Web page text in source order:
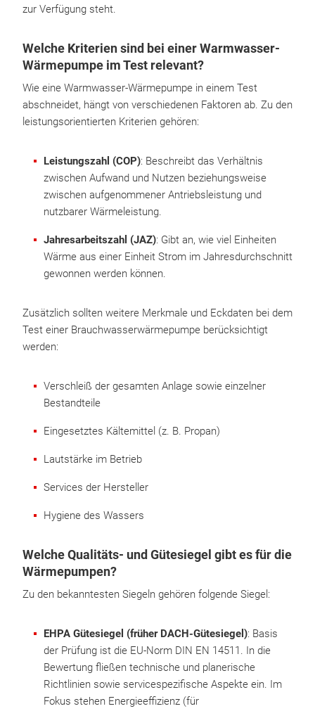
zur Verfügung steht.
Welche Kriterien sind bei einer Warmwasser-
Wärmepumpe im Test relevant?
Wie eine Warmwasser-Wärmepumpe in einem Test
abschneidet, hängt von verschiedenen Faktoren ab. Zu den
leistungsorientierten Kriterien gehören:
Leistungszahl (COP): Beschreibt das Verhältnis
zwischen Aufwand und Nutzen beziehungsweise
zwischen aufgenommener Antriebsleistung und
nutzbarer Wärmeleistung.
Jahresarbeitszahl (JAZ): Gibt an, wie viel Einheiten
Wärme aus einer Einheit Strom im Jahresdurchschnitt
gewonnen werden können.
Zusätzlich sollten weitere Merkmale und Eckdaten bei dem
Test einer Brauchwasserwärmepumpe berücksichtigt
werden:
Verschleiß der gesamten Anlage sowie einzelner
Bestandteile
Eingesetztes Kältemittel (z. B. Propan)
Lautstärke im Betrieb
Services der Hersteller
Hygiene des Wassers
Welche Qualitäts- und Gütesiegel gibt es für die
Wärmepumpen?
Zu den bekanntesten Siegeln gehören folgende Siegel:
EHPA Gütesiegel (früher DACH-Gütesiegel): Basis
der Prüfung ist die EU-Norm DIN EN 14511. In die
Bewertung fließen technische und planerische
Richtlinien sowie servicespezifische Aspekte ein. Im
Fokus stehen Energieeffizienz (für